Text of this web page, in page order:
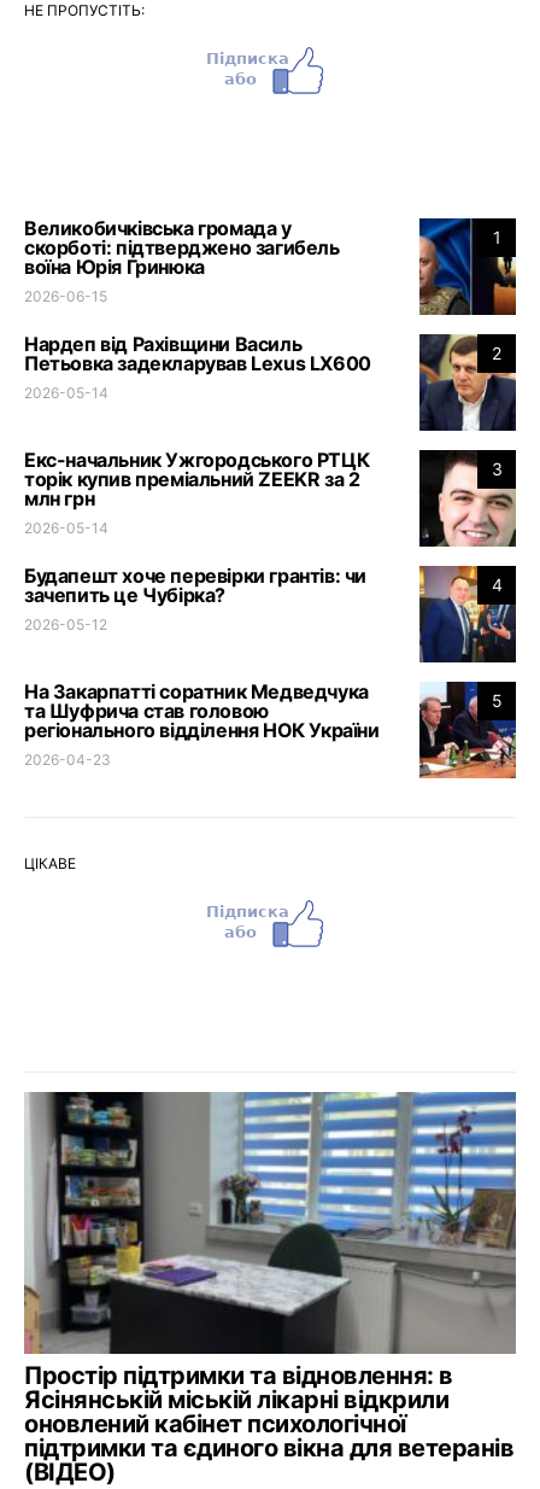
НЕ ПРОПУСТІТЬ:
1
Великобичківська громада у
скорботі: підтверджено загибель
воїна Юрія Гринюка
2026-06-15
2
Нардеп від Рахівщини Василь
Петьовка задекларував Lexus LX600
2026-05-14
3
Екс-начальник Ужгородського РТЦК
торік купив преміальний ZEEKR за 2
млн грн
2026-05-14
4
Будапешт хоче перевірки грантів: чи
зачепить це Чубірка?
2026-05-12
5
На Закарпатті соратник Медведчука
та Шуфрича став головою
регіонального відділення НОК України
2026-04-23
ЦІКАВЕ
Простір підтримки та відновлення: в
Ясінянській міській лікарні відкрили
оновлений кабінет психологічної
підтримки та єдиного вікна для ветеранів
(ВІДЕО)